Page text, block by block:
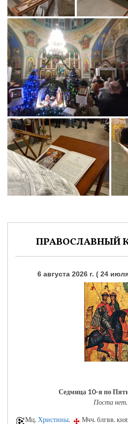
ПРАВОСЛАВНЫЙ
6 августа 2026 г. ( 24
Седмица 10-я по
Поста нет.
Мц. Христины. Мчч. блгвв.